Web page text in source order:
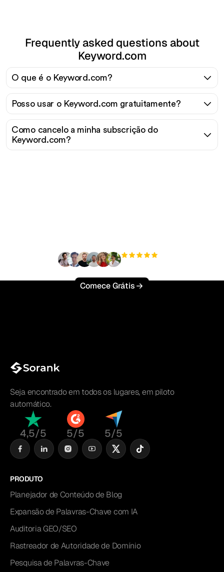
Frequently asked questions about
Keyword.com
O que é o Keyword.com?
Posso usar o Keyword.com gratuitamente?
Como cancelo a minha subscrição do
Keyword.com?
Comece Grátis
Seja encontrado em todos os lugares, em piloto
automático.
4,5/5 5/5 5/5
PRODUTO
Planejador de Conteúdo de Blog
Expansão de Palavras-Chave com IA
Auditoria GEO/SEO
Rastreador de Autoridade de Domínio
Pesquisa de Palavras-Chave